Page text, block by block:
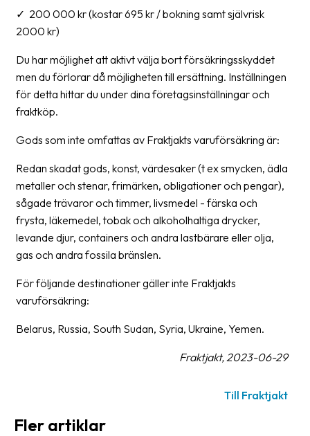
Kontakta
oss
Villkor
Allmänna
villkor
Integritet
Förbjudet
✓ 200 000 kr (kostar 695 kr / bokning samt självrisk
2000 kr)
Du har möjlighet att aktivt välja bort försäkringsskyddet
men du förlorar då möjligheten till ersättning. Inställningen
för detta hittar du under dina företagsinställningar och
fraktköp.
Gods som inte omfattas av Fraktjakts varuförsäkring är:
Redan skadat gods, konst, värdesaker (t ex smycken, ädla
metaller och stenar, frimärken, obligationer och pengar),
sågade trävaror och timmer, livsmedel - färska och
frysta, läkemedel, tobak och alkoholhaltiga drycker,
levande djur, containers och andra lastbärare eller olja,
gas och andra fossila bränslen.
För följande destinationer gäller inte Fraktjakts
varuförsäkring:
Belarus, Russia, South Sudan, Syria, Ukraine, Yemen.
Fraktjakt, 2023-06-29
Till Fraktjakt
Fler artiklar